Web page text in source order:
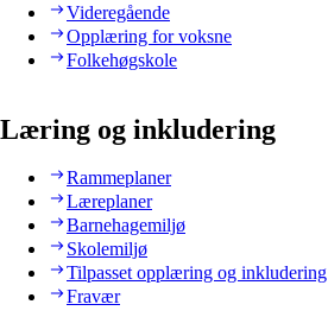
Videregående
Opplæring for voksne
Folkehøgskole
Læring og inkludering
Rammeplaner
Læreplaner
Barnehagemiljø
Skolemiljø
Tilpasset opplæring og inkludering
Fravær